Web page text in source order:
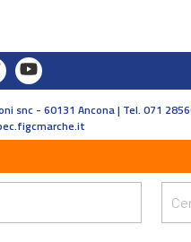
snc - 60131 Ancona | Tel. 071